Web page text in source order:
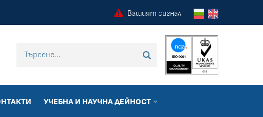
Вашият сигнал
за търсене
ТЪРСИ
УЧЕБНА И НАУЧНА ДЕЙНОСТ